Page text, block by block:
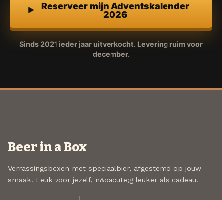
Reserveer mijn Adventskalender
2026
Sinds 2021 ieder jaar uitverkocht. Levering ruim voor
december.
Beer in a Box
Verrassingsboxen met speciaalbier, afgestemd op jouw
smaak. Leuk voor jezelf, n&oacute;g leuker als cadeau.